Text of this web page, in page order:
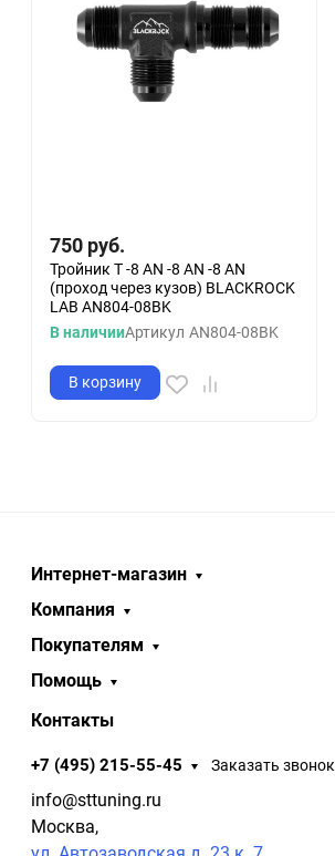
750 руб.
Тройник T -8 AN -8 AN -8 AN
(проход через кузов) BLACKROCK
LAB AN804-08BK
В наличииАртикул AN804-08BK
В корзину
Интернет-магазин
Компания
Покупателям
Помощь
Контакты
+7 (495) 215-55-45 Заказать звонок
info@sttuning.ru
Москва,